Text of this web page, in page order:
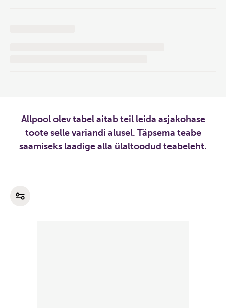
Allpool olev tabel aitab teil leida asjakohase
toote selle variandi alusel. Täpsema teabe
saamiseks laadige alla ülaltoodud teabeleht.